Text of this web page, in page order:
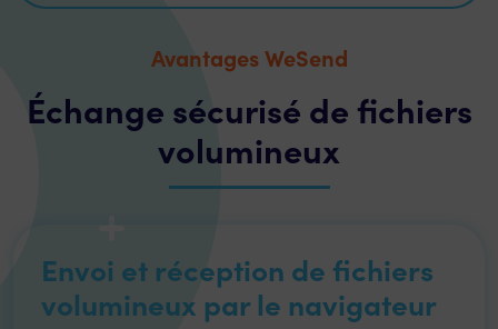
Avantages WeSend
Échange sécurisé de fichiers
volumineux
Envoi et réception de fichiers
volumineux par le navigateur